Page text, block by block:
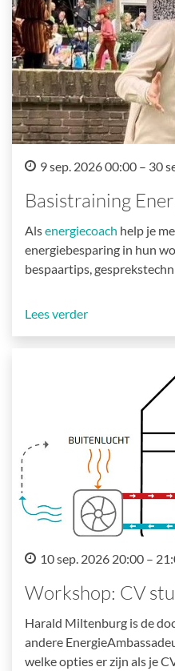
9 sep. 2026 00:00 – 30
Basistraining
Alsenergiecoach help je
energiebesparing in hun
bespaartips,
Lees verder
10 sep. 2026 20:00 –
Workshop: CV
Harald Miltenburg is de
andere
welke opties er zijn als je